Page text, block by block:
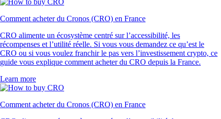
Comment acheter du Cronos (CRO) en France
CRO alimente un écosystème centré sur l’accessibilité, les
récompenses et l’utilité réelle. Si vous vous demandez ce qu’est le
CRO ou si vous voulez franchir le pas vers l’investissement crypto, ce
guide vous explique comment acheter du CRO depuis la France.
Learn more
Comment acheter du Cronos (CRO) en France